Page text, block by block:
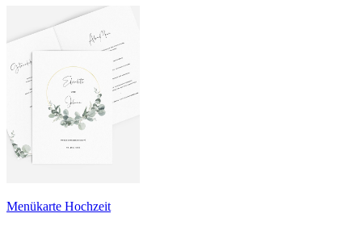
Menükarte Hochzeit